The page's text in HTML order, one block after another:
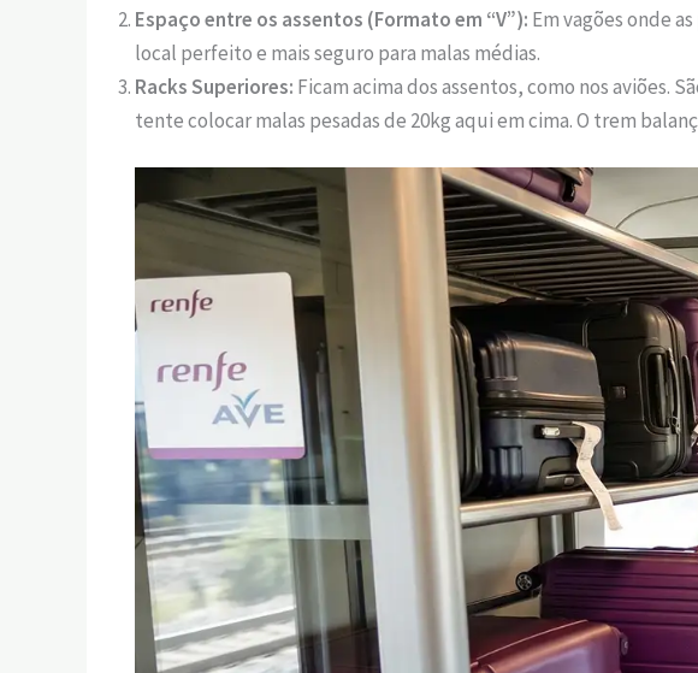
Espaço entre os assentos (Formato em “V”): Em vagões onde
local perfeito e mais seguro para malas médias.
Racks Superiores: Ficam acima dos assentos, como nos aviões.
tente colocar malas pesadas de 20kg aqui em cima. O trem